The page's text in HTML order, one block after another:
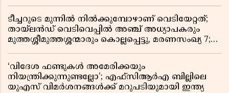
ടീച്ചറുടെ മുന്നിൽ നിൽക്കുമ്പോഴാണ് വെടിയേറ്റത്;
തായ്‌ലൻഡ് വെടിവെപ്പിൽ അഞ്ച് അധ്യാപകരും
മുത്തശ്ശീമുത്തശ്ശന്മാരും കൊല്ലപ്പെട്ടു, മരണസംഖ്യ 7;
‘വിദേശ ഫണ്ടുകൾ അമേരിക്കയും
നിയന്ത്രിക്കുന്നുണ്ടല്ലോ’; എഫ്സിആർഎ ബില്ലിലെ
യുഎസ് വിമർശനങ്ങൾക്ക് മറുപടിയുമായി ഇന്ത്യ